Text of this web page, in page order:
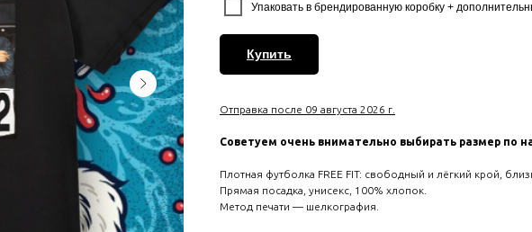
Упаковать в брендированную коробку +
Купить
Отправка после 09 августа 2026 г.
Советуем очень внимательно выбирать размер по
Плотная футболка FREE FIT: свободный и лёгкий крой,
Прямая посадка, унисекс, 100% хлопок.
Метод печати — шелкография.